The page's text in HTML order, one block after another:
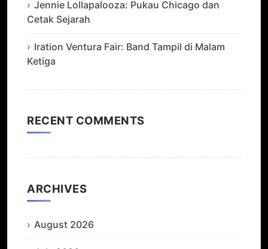
Jennie Lollapalooza: Pukau Chicago dan
Cetak Sejarah
Iration Ventura Fair: Band Tampil di Malam
Ketiga
RECENT COMMENTS
ARCHIVES
August 2026